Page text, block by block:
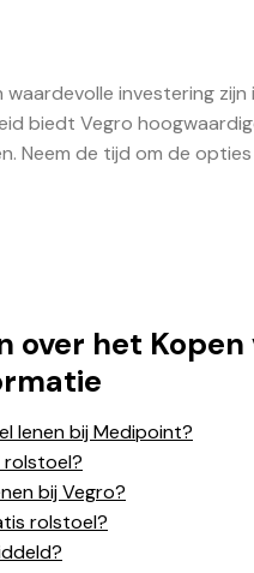
waardevolle investering
biedt Vegro
Neem de tijd om de
over het
lenen bij Medipoint?
rolstoel?
bij Vegro?
rolstoel?